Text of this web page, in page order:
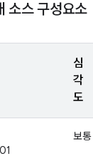
스 구성요소
심
각
도
보통